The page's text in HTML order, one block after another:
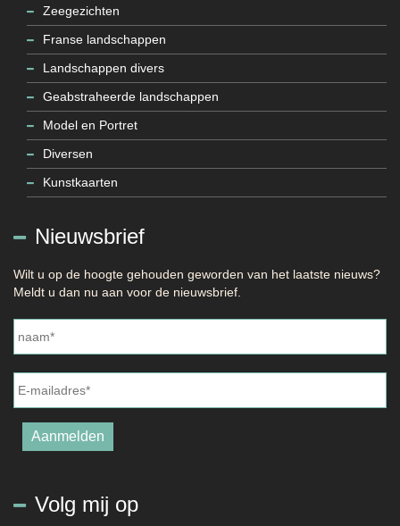
Zeegezichten
Franse landschappen
Landschappen divers
Geabstraheerde landschappen
Model en Portret
Diversen
Kunstkaarten
Nieuwsbrief
Wilt u op de hoogte gehouden geworden van het laatste nieuws?
Meldt u dan nu aan voor de nieuwsbrief.
Aanmelden
Volg mij op